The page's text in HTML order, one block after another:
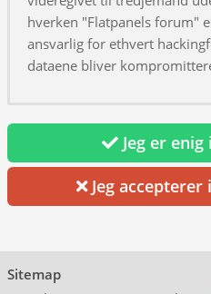
hverken "Flatpanels forum"
ansvarlig for ethvert
dataene bliver
Jeg er
Jeg accepterer
Sitemap